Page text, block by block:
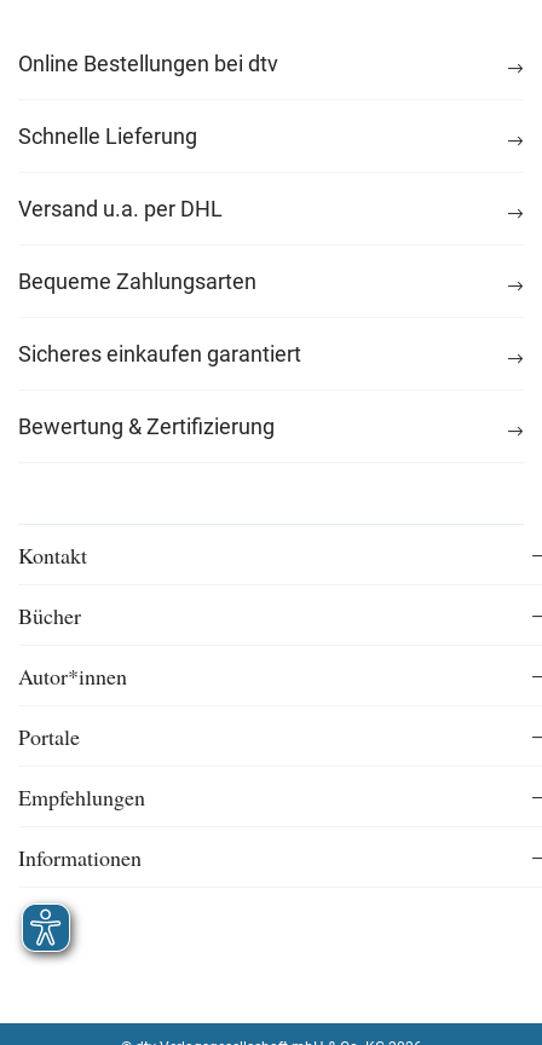
Online Bestellungen bei dtv
Schnelle Lieferung
Versand u.a. per DHL
Bequeme Zahlungsarten
Sicheres einkaufen garantiert
Bewertung & Zertifizierung
Kontakt
Bücher
Autor*innen
Portale
Empfehlungen
Informationen